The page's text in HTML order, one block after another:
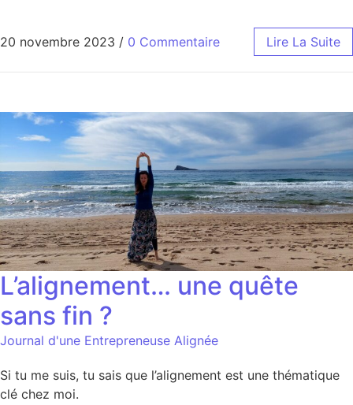
20 novembre 2023 / 0 Commentaire Lire La Suite
L’alignement… une quête
sans fin ?
Journal d'une Entrepreneuse Alignée
Si tu me suis, tu sais que l’alignement est une thématique
clé chez moi.